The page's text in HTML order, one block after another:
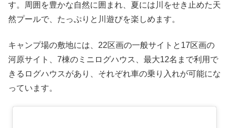
す。周囲を豊かな自然に囲まれ、夏には川をせき止めた天
然プールで、たっぷりと川遊びを楽しめます。
キャンプ場の敷地には、22区画の一般サイトと17区画の
河原サイト、7棟のミニログハウス、最大12名まで利用で
きるログハウスがあり、それぞれ車の乗り入れが可能にな
っています。